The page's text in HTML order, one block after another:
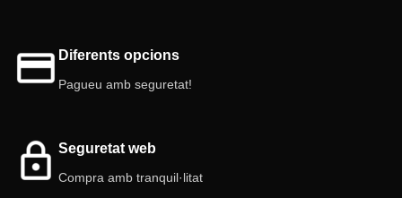
Diferents opcions
Pagueu amb seguretat!
Seguretat web
Compra amb tranquil·litat